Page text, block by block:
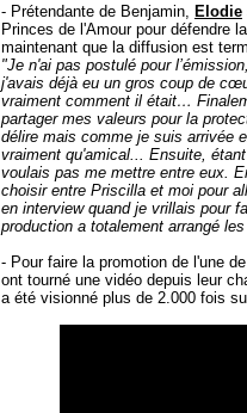
- Prétendante de Benjamin, Elodie
Princes de l'Amour pour défendre
maintenant que la diffusion est
"Je n'ai pas postulé pour
j'avais déjà eu un gros coup de
vraiment comment il était…
partager mes valeurs pour la
délire mais comme je suis arrivée
vraiment qu'amical... Ensuite,
voulais pas me mettre entre eux.
choisir entre Priscilla et moi pour
en interview quand je vrillais pour
production a totalement arrangé
- Pour faire la promotion de l'une
ont tourné une vidéo depuis leur
a été visionné plus de 2.000 fois